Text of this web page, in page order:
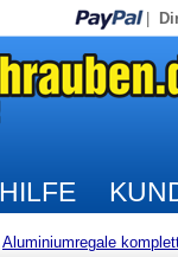
HILFE
Aluminiumregale